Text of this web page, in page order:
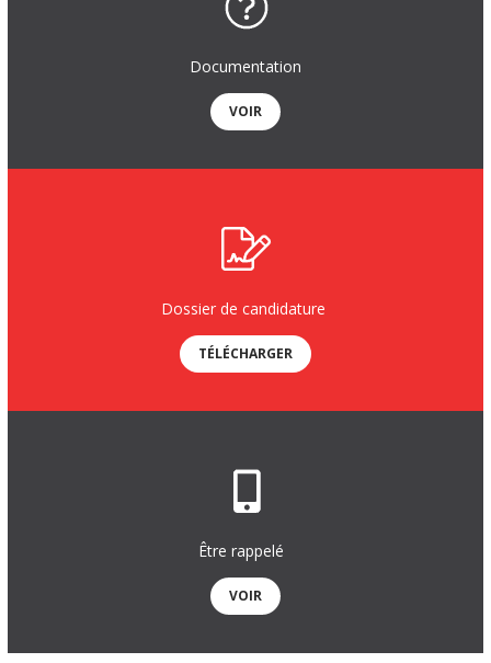
Documentation
VOIR
Dossier de candidature
TÉLÉCHARGER
Être rappelé
VOIR